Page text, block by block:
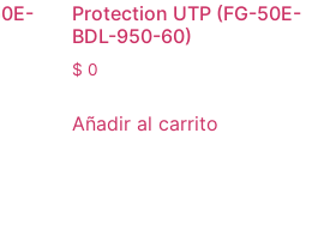
Protection UTP (FG-50E-
BDL-950-60)
$ 0
Añadir al carrito